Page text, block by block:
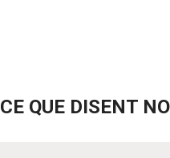
CE QUE DISENT